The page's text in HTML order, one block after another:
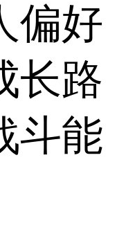
偏好
长路
斗能